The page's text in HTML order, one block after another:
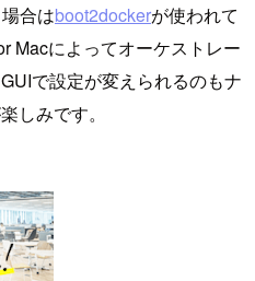
合はboot2dockerが使われて
Macによってオーケストレー
で設定が変えられるのもナ
しみです。